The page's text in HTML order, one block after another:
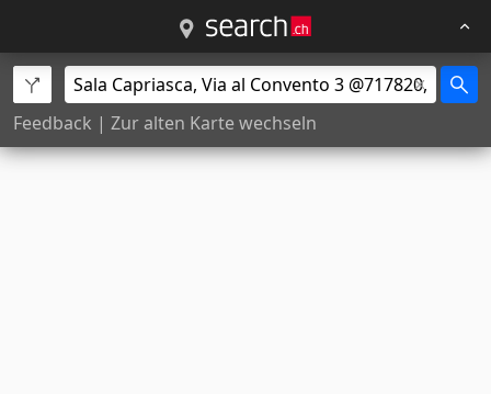
Feedback | Zur alten Karte wechseln